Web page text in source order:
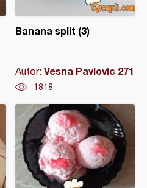
Banana split (3)
Autor: Vesna Pavlovic 271
1818